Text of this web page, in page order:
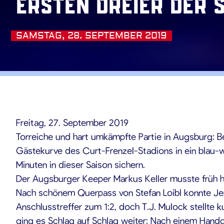
ersten Dreier der
SAMSTAG, 28. SEPTEMBER 2019
Freitag, 27. September 2019
Torreiche und hart umkämpfte Partie in Augsburg:
Gästekurve des Curt-Frenzel-Stadions in ein blau-
Minuten in dieser Saison sichern.
Der Augsburger Keeper Markus Keller musste früh
Nach schönem Querpass von Stefan Loibl konnte
Anschlusstreffer zum 1:2, doch T.J. Mulock stellte
ging es Schlag auf Schlag weiter: Nach einem